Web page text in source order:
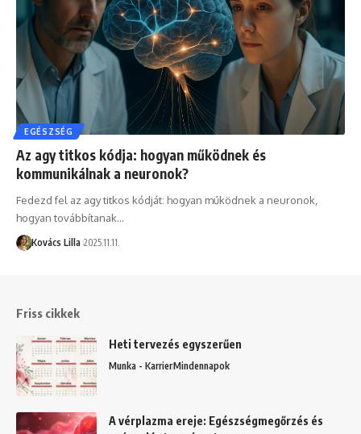
EGÉSZSÉG
Az agy titkos kódja: hogyan működnek és
kommunikálnak a neuronok?
Fedezd fel az agy titkos kódját: hogyan működnek a neuronok,
hogyan továbbítanak…
Kovács Lilla 2025.11.11.
Friss cikkek
Heti tervezés egyszerűen
Munka - KarrierMindennapok
A vérplazma ereje: Egészségmegőrzés és